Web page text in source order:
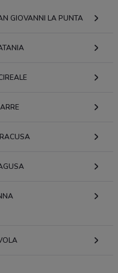
GIOVANNI LA PUNTA